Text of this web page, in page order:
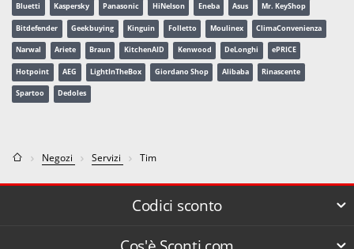
Bluetti Kaspersky Panasonic HiNelson Eneba Asus Mr. KeyShop
Bitdefender Geekbuying Kinguin Folletto Moulinex ClimaConvenienza
Narwal Ariete Braun KitchenAID Kenwood DeLonghi ePRICE
Hotpoint AEG LightInTheBox Giordano Shop Alibaba Rinascente
Spartoo Dedoles
Negozi Servizi Tim
Codici sconto